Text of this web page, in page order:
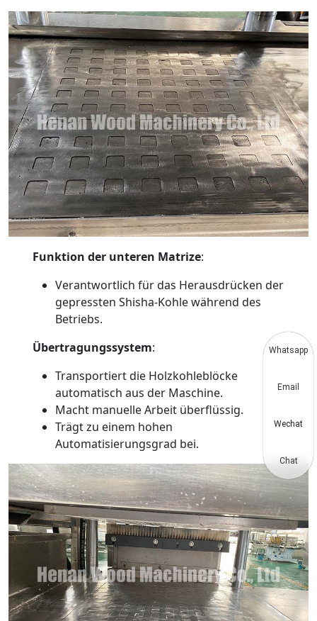
Funktion der unteren Matrize:
Verantwortlich für das Herausdrücken der
gepressten Shisha-Kohle während des
Betriebs.
Übertragungssystem:
Transportiert die Holzkohleblöcke
automatisch aus der Maschine.
Macht manuelle Arbeit überflüssig.
Trägt zu einem hohen
Automatisierungsgrad bei.
Whatsapp
Email
Wechat
Chat